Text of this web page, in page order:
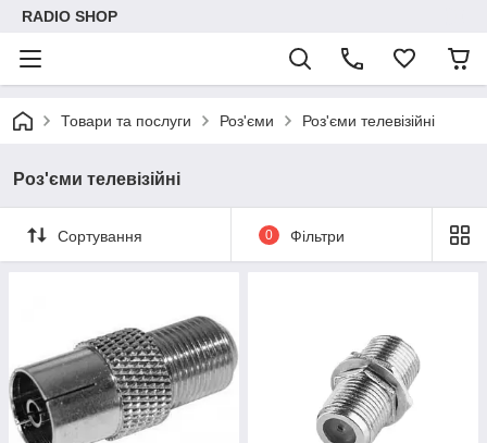
RADIO SHOP
Товари та послуги Роз'єми Роз'єми телевізійні
Роз'єми телевізійні
Сортування 0 Фільтри